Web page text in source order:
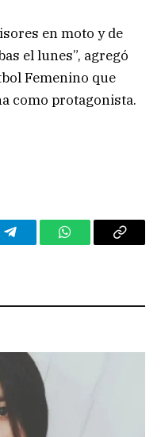
en moto y de
el lunes”, agregó
Femenino que
como protagonista.
TelegramWhatsAppCopy